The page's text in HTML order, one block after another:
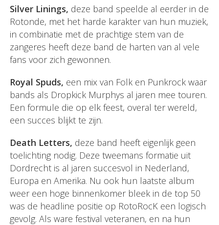
Silver Linings, deze band speelde al eerder in de
Rotonde, met het harde karakter van hun muziek,
in combinatie met de prachtige stem van de
zangeres heeft deze band de harten van al vele
fans voor zich gewonnen.
Royal Spuds, een mix van Folk en Punkrock waar
bands als Dropkick Murphys al jaren mee touren.
Een formule die op elk feest, overal ter wereld,
een succes blijkt te zijn.
Death Letters, deze band heeft eigenlijk geen
toelichting nodig. Deze tweemans formatie uit
Dordrecht is al jaren succesvol in Nederland,
Europa en Amerika. Nu ook hun laatste album
weer een hoge binnenkomer bleek in de top 50
was de headline positie op RotoRocK een logisch
gevolg. Als ware festival veteranen, en na hun